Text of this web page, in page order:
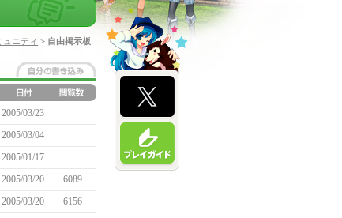
ュニティ > 自由掲示板
2005/03/23
2005/03/04
2005/01/17
2005/03/20
6089
2005/03/20
6156